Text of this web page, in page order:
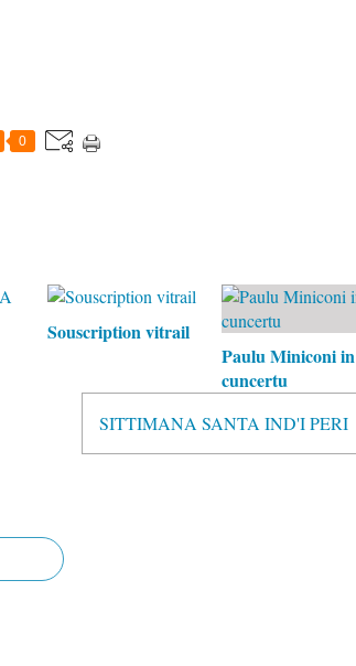
0
Souscription vitrail
Paulu Miniconi in
cuncertu
SITTIMANA SANTA IND'I PERI